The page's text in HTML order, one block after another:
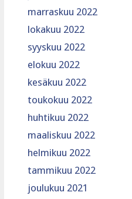
marraskuu 2022
lokakuu 2022
syyskuu 2022
elokuu 2022
kesäkuu 2022
toukokuu 2022
huhtikuu 2022
maaliskuu 2022
helmikuu 2022
tammikuu 2022
joulukuu 2021